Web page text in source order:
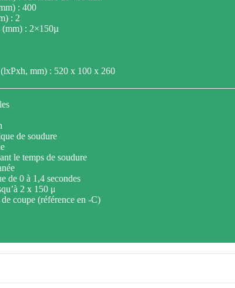
: 400
: 2
(mm) : 2×150µ
mm) : 520 x 100 x 260
de soudure
le temps de soudure
de 0 à 1,4 secondes
2 x 150 μ
coupe (référence en -C)